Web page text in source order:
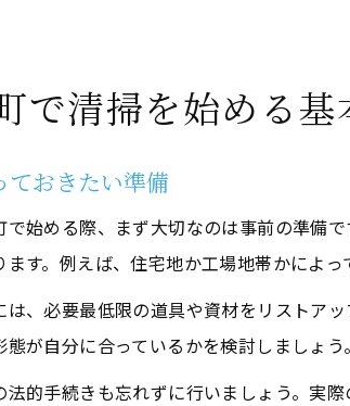
清掃業独立に
個人事業主と
フランチャイ
地域で清掃仕事を
清掃求人の探
未経験者歓迎
で清掃を始める基
ておきたい準備
始める際、まず大切なのは事前の準備
す。例えば、住宅地か工場地帯かによ
、必要最低限の道具や資材をリストア
が自分に合っているかを検討しましょ
的手続きも忘れずに行いましょう。実